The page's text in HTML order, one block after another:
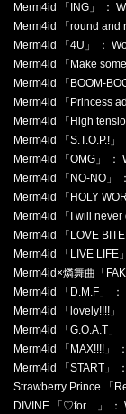
Merm4id 「ING」 ：
Merm4id 「round and
Merm4id 「4U」 ：
Merm4id 「Make
Merm4id 「BOOM-
Merm4id 「Princess
Merm4id 「High
Merm4id 「S.T.O.P.!
Merm4id 「OMG」 ：
Merm4id 「NO-NO」
Merm4id 「HOLY
Merm4id 「I will
Merm4id 「LOVE
Merm4id 「LIVE LIFE
Merm4id×燐舞曲「
Merm4id 「D.M.F」
Merm4id 「lovely!!!!」
Merm4id 「G.O.A.T」
Merm4id 「MAX!!!!」
Merm4id 「START」
Strawberry Prince 「
DIVINE 「♡for…」 ：